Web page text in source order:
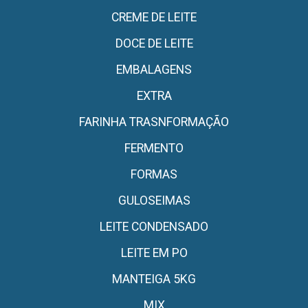
CREME DE LEITE
DOCE DE LEITE
EMBALAGENS
EXTRA
FARINHA TRASNFORMAÇÃO
FERMENTO
FORMAS
GULOSEIMAS
LEITE CONDENSADO
LEITE EM PO
MANTEIGA 5KG
MIX